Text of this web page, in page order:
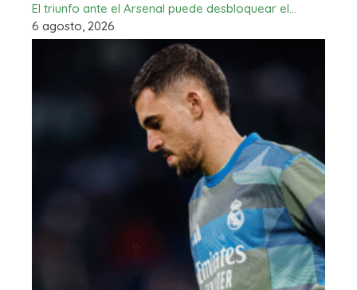
El triunfo ante el Arsenal puede desbloquear el…
6 agosto, 2026